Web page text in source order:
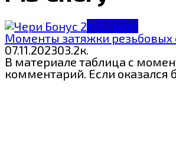
МЗ Chery
Моменты затяжки резьбовых
07.11.202303.2к.
В материале таблица с
комментарий. Если оказался